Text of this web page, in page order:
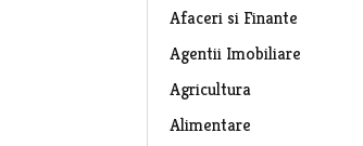
Afaceri si Finante
Agentii Imobiliare
Agricultura
Alimentare